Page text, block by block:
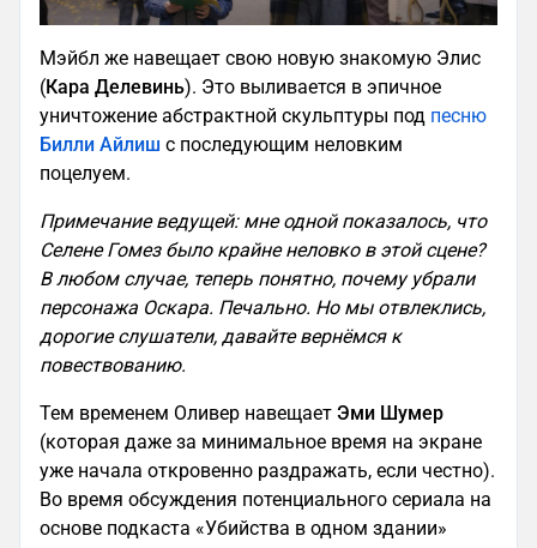
Мэйбл же навещает свою новую знакомую Элис
(Кара Делевинь). Это выливается в эпичное
уничтожение абстрактной скульптуры под песню
Билли Айлиш с последующим неловким
поцелуем.
Примечание ведущей: мне одной показалось, что
Селене Гомез было крайне неловко в этой сцене?
В любом случае, теперь понятно, почему убрали
персонажа Оскара. Печально. Но мы отвлеклись,
дорогие слушатели, давайте вернёмся к
повествованию.
Тем временем Оливер навещает Эми Шумер
(которая даже за минимальное время на экране
уже начала откровенно раздражать, если честно).
Во время обсуждения потенциального сериала на
основе подкаста «Убийства в одном здании»